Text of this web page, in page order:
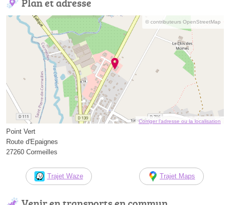
© contributeurs OpenStreetMap
Corriger l’adresse ou la localisation
Point Vert
Route d'Epaignes
27260 Cormeilles
Trajet Waze Trajet Maps